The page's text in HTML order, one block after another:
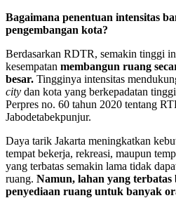
Bagaimana penentuan intensitas
pengembangan kota?
Berdasarkan RDTR, semakin tinggi
kesempatan membangun ruang
besar. Tingginya intensitas
city dan kota yang berkepadatan
Perpres no. 60 tahun 2020 tentang
Jabodetabekpunjur.
Daya tarik Jakarta meningkatkan
tempat bekerja, rekreasi, maupun
yang terbatas semakin lama tidak
ruang. Namun, lahan yang
penyediaan ruang untuk banyak